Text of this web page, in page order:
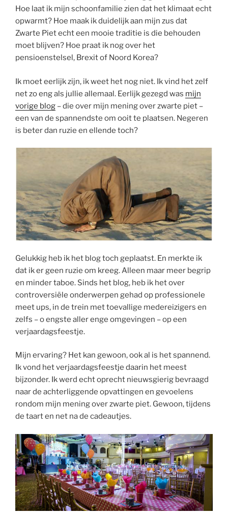
Hoe laat ik mijn schoonfamilie zien dat het klimaat echt
opwarmt? Hoe maak ik duidelijk aan mijn zus dat
Zwarte Piet echt een mooie traditie is die behouden
moet blijven? Hoe praat ik nog over het
pensioenstelsel, Brexit of Noord Korea?
Ik moet eerlijk zijn, ik weet het nog niet. Ik vind het zelf
net zo eng als jullie allemaal. Eerlijk gezegd was mijn
vorige blog – die over mijn mening over zwarte piet –
een van de spannendste om ooit te plaatsen. Negeren
is beter dan ruzie en ellende toch?
Gelukkig heb ik het blog toch geplaatst. En merkte ik
dat ik er geen ruzie om kreeg. Alleen maar meer begrip
en minder taboe. Sinds het blog, heb ik het over
controversiële onderwerpen gehad op professionele
meet ups, in de trein met toevallige medereizigers en
zelfs – o engste aller enge omgevingen – op een
verjaardagsfeestje.
Mijn ervaring? Het kan gewoon, ook al is het spannend.
Ik vond het verjaardagsfeestje daarin het meest
bijzonder. Ik werd echt oprecht nieuwsgierig bevraagd
naar de achterliggende opvattingen en gevoelens
rondom mijn mening over zwarte piet. Gewoon, tijdens
de taart en net na de cadeautjes.